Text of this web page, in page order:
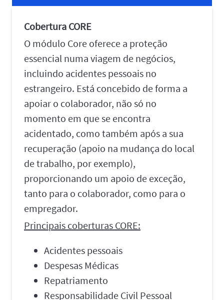
Cobertura CORE
O módulo Core oferece a proteção
essencial numa viagem de negócios,
incluindo acidentes pessoais no
estrangeiro. Está concebido de forma a
apoiar o colaborador, não só no
momento em que se encontra
acidentado, como também após a sua
recuperação (apoio na mudança do local
de trabalho, por exemplo),
proporcionando um apoio de exceção,
tanto para o colaborador, como para o
empregador.
Principais coberturas CORE:
Acidentes pessoais
Despesas Médicas
Repatriamento
Responsabilidade Civil Pessoal